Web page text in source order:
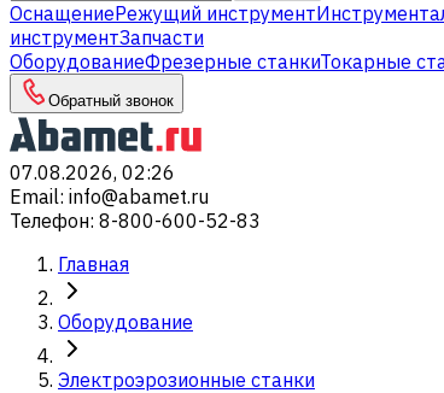
ОснащениеРежущий инструмент
инструментЗапчасти
ОборудованиеФрезерные станкиТокарные
Обратный звонок
07.08.2026, 02:26
Email: info@abamet.ru
Телефон: 8-800-600-52-83
Главная
Оборудование
Электроэрозионные станки